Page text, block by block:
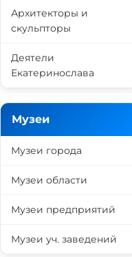
Архитекторы и
скульпторы
Деятели
Екатеринослава
Музеи
Музеи города
Музеи области
Музеи предприятий
Музеи уч. заведений